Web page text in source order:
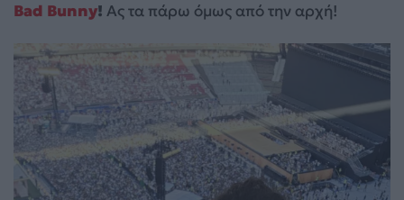
Bad Bunny! Aς τα πάρω όμως από την αρχή!